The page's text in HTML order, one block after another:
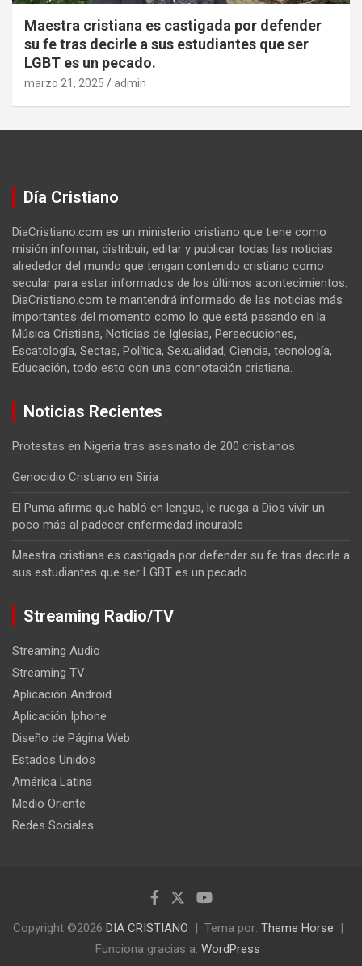
Maestra cristiana es castigada por defender
su fe tras decirle a sus estudiantes que ser
LGBT es un pecado.
marzo 21, 2025 admin
Día Cristiano
DiaCristiano.com es un ministerio cristiano que tiene como
misión informar, distribuir, editar y publicar todas las noticias
alrededor del mundo que tengan contenido cristiano como
secular para estar informados de los últimos acontecimientos.
DiaCristiano.com te mantendrá informado de las noticias más
importantes del momento como lo que está pasando en la
Música Cristiana, Noticias de Iglesias, Persecuciones,
Escatología, Sectas, Política, Sexualidad, Ciencia, tecnología,
Educación, todo esto con una connotación cristiana.
Noticias Recientes
Protestas en Nigeria tras asesinato de 200 cristianos
Genocidio Cristiano en Siria
El Puma afirma que habló en lengua, le ruega a Dios vivir un
poco más al padecer enfermedad incurable
Maestra cristiana es castigada por defender su fe tras decirle a
sus estudiantes que ser LGBT es un pecado.
Streaming Radio/TV
Streaming Audio
Streaming TV
Aplicación Android
Aplicación Iphone
Diseño de Página Web
Estados Unidos
América Latina
Medio Oriente
Redes Sociales
Copyright ©2026 DIA CRISTIANO Tema por: Theme Horse
Funciona gracias a: WordPress